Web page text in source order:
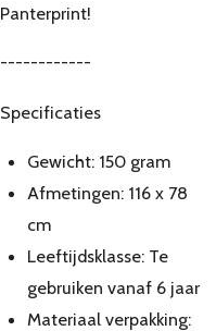
Panterprint!
------------
Specificaties
Gewicht: 150 gram
Afmetingen: 116 x 78
cm
Leeftijdsklasse: Te
gebruiken vanaf 6 jaar
Materiaal verpakking: